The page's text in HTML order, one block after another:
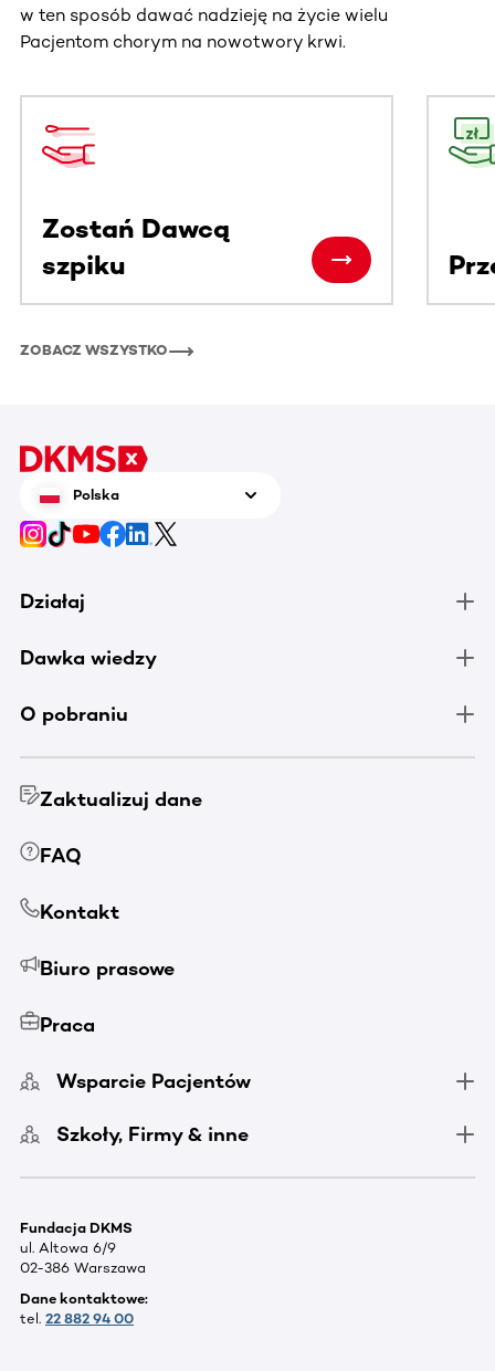
w ten sposób dawać nadzieję na życie wielu
Pacjentom chorym na nowotwory krwi.
Zostań Dawcą
szpiku
ZOBACZ WSZYSTKO
Polska
Działaj
Dawka wiedzy
O pobraniu
Zaktualizuj dane
FAQ
Kontakt
Biuro prasowe
Praca
Wsparcie Pacjentów
Szkoły, Firmy & inne
Fundacja DKMS
ul. Altowa 6/9
02-386 Warszawa
Dane kontaktowe:
tel. 22 882 94 00